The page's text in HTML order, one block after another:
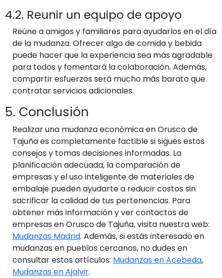
4.2. Reunir un equipo de apoyo
Reúne a amigos y familiares para ayudarlos en el día
de la mudanza. Ofrecer algo de comida y bebida
puede hacer que la experiencia sea más agradable
para todos y fomentará la colaboración. Además,
compartir esfuerzos será mucho más barato que
contratar servicios adicionales.
5. Conclusión
Realizar una mudanza económica en Orusco de
Tajuña es completamente factible si sigues estos
consejos y tomas decisiones informadas. La
planificación adecuada, la comparación de
empresas y el uso inteligente de materiales de
embalaje pueden ayudarte a reducir costos sin
sacrificar la calidad de tus pertenencias. Para
obtener más información y ver contactos de
empresas en Orusco de Tajuña, visita nuestra web:
Mudanzas Madrid. Además, si estás interesado en
mudanzas en pueblos cercanos, no dudes en
consultar estos artículos: Mudanzas en Acebeda,
Mudanzas en Ajalvir.